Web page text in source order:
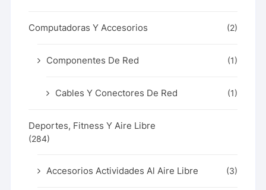
Computadoras Y Accesorios (2)
Componentes De Red (1)
Cables Y Conectores De Red (1)
Deportes, Fitness Y Aire Libre
(284)
Accesorios Actividades Al Aire Libre (3)